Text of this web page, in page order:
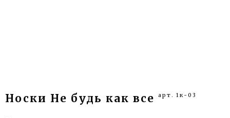
Носки Не будь как все арт. 1к-03